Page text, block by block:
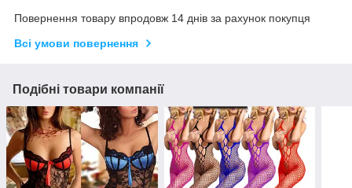
Повернення товару впродовж 14 днів за рахунок покупця
Всі умови повернення
Подібні товари компанії